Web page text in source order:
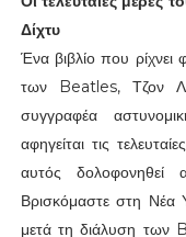
Δίχτυ
Ένα βιβλίο που
των Beatles, Τζον
συγγραφέα
αφηγείται τις
αυτός δολοφονηθεί
Βρισκόμαστε στη Νέα
μετά τη διάλυση των